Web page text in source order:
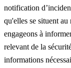
notification
qu'elles se situent
engageons à
relevant de la
informations